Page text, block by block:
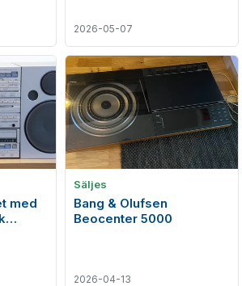
2026-05-07
med
Säljes
Bang & Olufsen
Beocenter 5000
2026-04-13